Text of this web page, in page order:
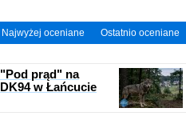
Najwyżej oceniane Ostatnio oceniane
"Pod prąd" na
DK94 w Łańcucie